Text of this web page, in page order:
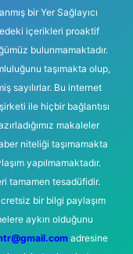
bir Yer Sağlayıcı
içerikleri proaktif
bulunmamaktadır.
taşımakta olup,
sayılırlar. Bu internet
ile hiçbir bağlantısı
makaleler
niteliği taşımamakta
yapılmamaktadır.
tamamen tesadüfidir.
bir bilgi paylaşım
aykırı olduğunu
adresine